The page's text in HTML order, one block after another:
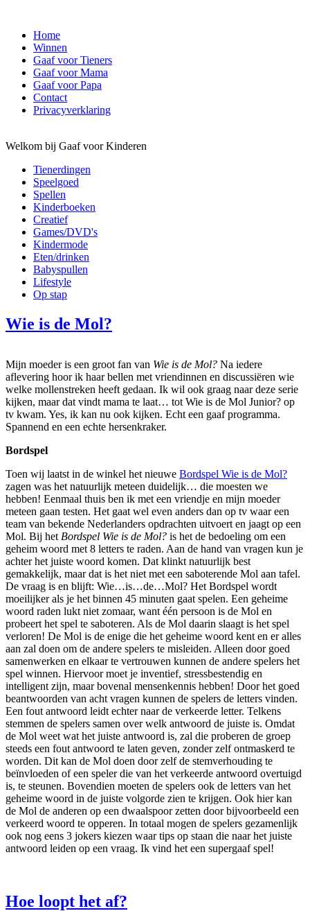
Home
Winnen
Gaaf voor Tieners
Gaaf voor Mama
Gaaf voor Papa
Contact
Privacyverklaring
Welkom bij Gaaf voor Kinderen
Tienerdingen
Speelgoed
Spellen
Kinderboeken
Creatief
Games/DVD's
Kindermode
Eten/drinken
Babyspullen
Lifestyle
Op stap
Wie is de Mol?
Mijn moeder is een groot fan van Wie is de Mol? Na iedere
aflevering hoor ik haar bellen met vriendinnen en discussiëren wie
welke mollenstreken heeft gedaan. Ik wil ook graag naar deze serie
kijken, maar dat vindt mama te laat… tot Wie is de Mol Junior? op
tv kwam. Yes, ik kan nu ook kijken. Echt een gaaf programma.
Spannend en een echte hersenkraker.
Bordspel
Toen wij laatst in de winkel het nieuwe Bordspel Wie is de Mol?
zagen was het natuurlijk meteen duidelijk… die moesten we
hebben! Eenmaal thuis ben ik met een vriendje en mijn moeder
meteen gaan testen. Het gaat wel even anders dan op tv waar een
team van bekende Nederlanders opdrachten uitvoert en jaagt op een
Mol. Bij het Bordspel Wie is de Mol? is het de bedoeling om een
geheim woord met 8 letters te raden. Aan de hand van vragen kun je
achter het juiste woord komen. Dat klinkt natuurlijk best
gemakkelijk, maar dat is het niet met een saboterende Mol aan tafel.
De vraag is en blijft: Wie…is…de…Mol? Het Bordspel wordt
moeilijker als je het binnen 45 minuten gaat spelen. Een geheime
woord raden lukt niet zomaar, want één persoon is de Mol en
probeert het spel te saboteren. Als de Mol daarin slaagt is het spel
verloren! De Mol is de enige die het geheime woord kent en er alles
aan zal doen om de andere spelers te misleiden. Alleen door goed
samenwerken en elkaar te vertrouwen kunnen de andere spelers het
spel winnen. Hiervoor moet je inventief, stressbestendig en
intelligent zijn, maar bovenal mensenkennis hebben! Door het goed
beantwoorden van acht vragen kunnen de spelers de letters vinden.
Een fout antwoord leidt echter naar de verkeerde letter. Telkens
stemmen de spelers samen over welk antwoord de juiste is. Omdat
de Mol weet wat het juiste antwoord is, zal die proberen de groep
steeds een fout antwoord te laten geven, zonder zelf ontmaskerd te
worden. Dit kan de Mol doen door zelf de stemverhouding te
beïnvloeden of een speler die van het verkeerde antwoord overtuigd
is, te steunen. Bovendien moeten de spelers ook de letters van het
geheime woord in de juiste volgorde zien te krijgen. Ook hier kan
de Mol de anderen op een dwaalspoor zetten door bijvoorbeeld een
verkeerd woord te opperen. In totaal mogen de spelers gezamenlijk
ook nog eens 3 jokers kiezen waar tips op staan die naar het juiste
antwoord leiden op een vraag. Ik vind het een supergaaf spel!
Hoe loopt het af?